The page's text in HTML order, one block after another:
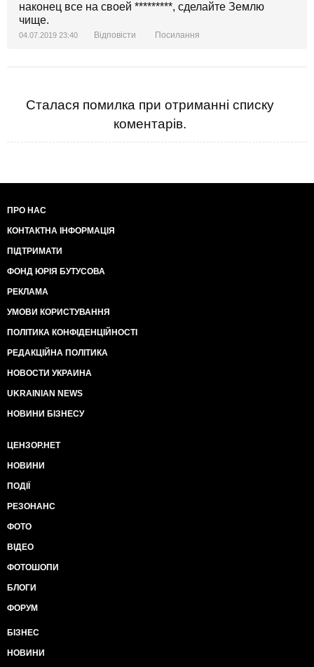
наконец все на своей *********, сделайте Землю
чище.
04.07.2019 23:40 Відповісти Посилання
Сталася помилка при отриманні списку
коментарів.
ПРО НАС
КОНТАКТНА ІНФОРМАЦІЯ
ПІДТРИМАТИ
ФОНД ЮРІЯ БУТУСОВА
РЕКЛАМА
УМОВИ КОРИСТУВАННЯ
ПОЛІТИКА КОНФІДЕНЦІЙНОСТІ
РЕДАКЦІЙНА ПОЛІТИКА
НОВОСТИ УКРАИНА
UKRAINIAN NEWS
НОВИНИ БІЗНЕСУ
ЦЕНЗОР.НЕТ
НОВИНИ
ПОДІЇ
РЕЗОНАНС
ФОТО
ВІДЕО
ФОТОШОПИ
БЛОГИ
ФОРУМ
БІЗНЕС
НОВИНИ